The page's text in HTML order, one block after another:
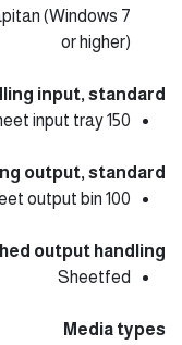
(Windows 7
or higher)
input, standard
150 sheet input tray
output, standard
100 sheet output bin
output handling
Sheetfed
Media types